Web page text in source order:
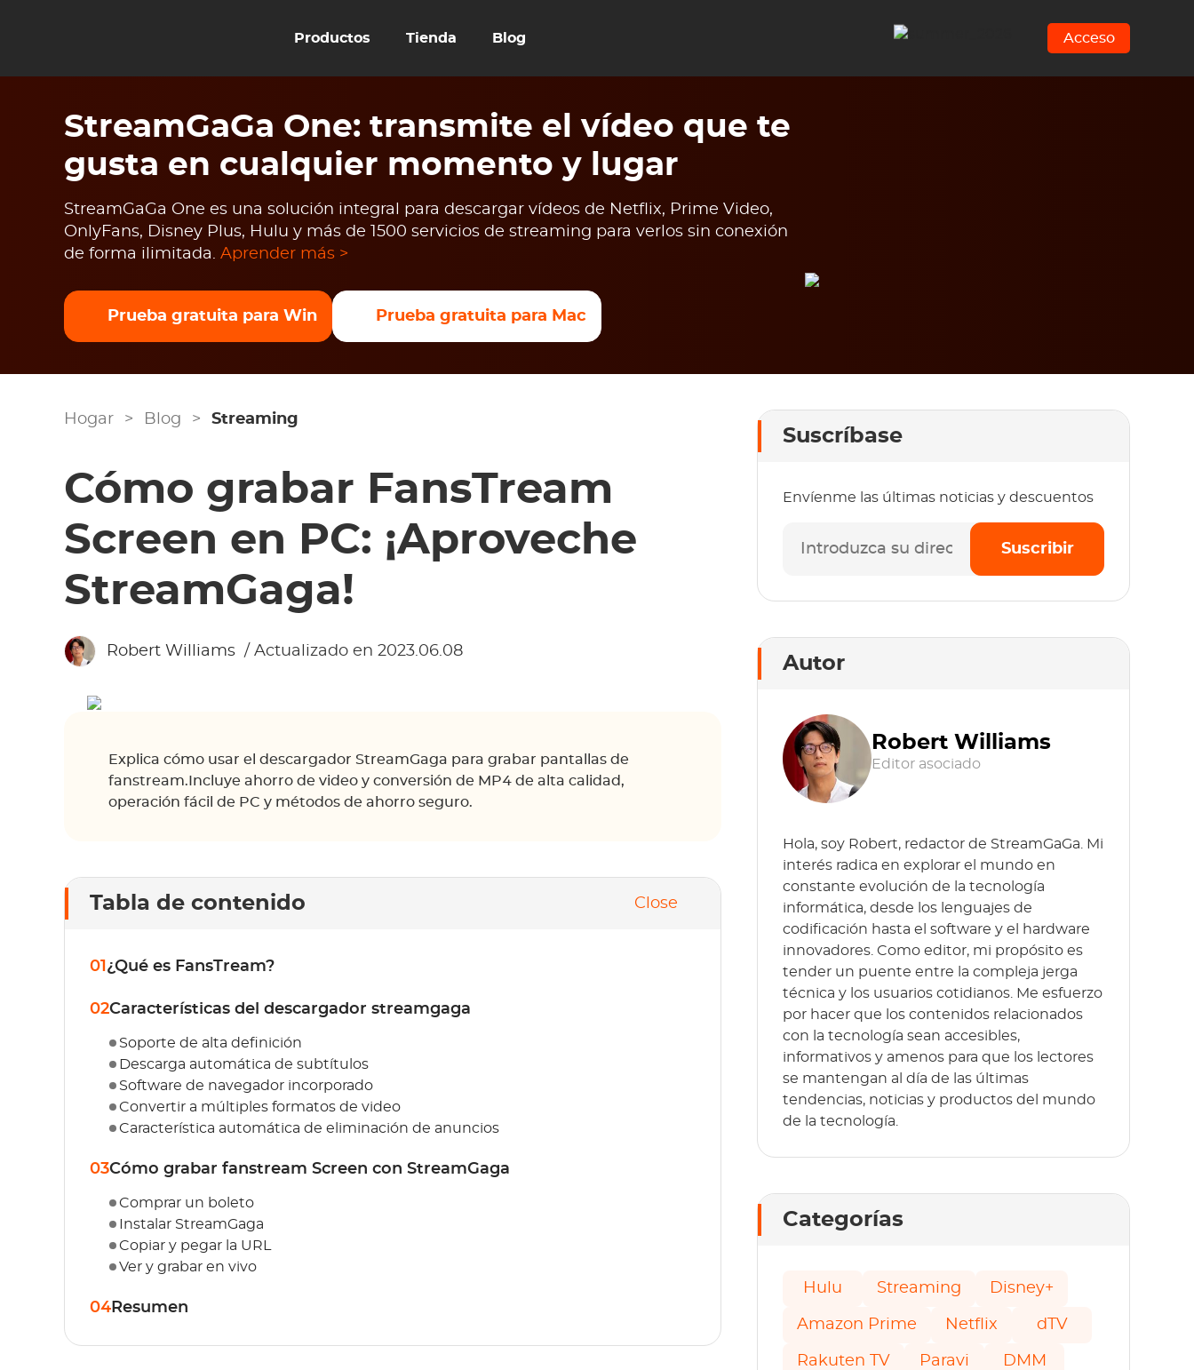
Productos Tienda Blog Acceso
StreamGaGa One: transmite el vídeo que te
gusta en cualquier momento y lugar
StreamGaGa One es una solución integral para descargar vídeos de Netflix, Prime Video,
OnlyFans, Disney Plus, Hulu y más de 1500 servicios de streaming para verlos sin conexión
de forma ilimitada. Aprender más >
Prueba gratuita para Win Prueba gratuita para Mac
Hogar > Blog > Streaming
Cómo grabar FansTream
Screen en PC: ¡Aproveche
StreamGaga!
Robert Williams / Actualizado en 2023.06.08
Explica cómo usar el descargador StreamGaga para grabar pantallas de
fanstream.Incluye ahorro de video y conversión de MP4 de alta calidad,
operación fácil de PC y métodos de ahorro seguro.
Tabla de contenido Close
01 ¿Qué es FansTream?
02Características del descargador streamgaga
Soporte de alta definición
Descarga automática de subtítulos
Software de navegador incorporado
Convertir a múltiples formatos de video
Característica automática de eliminación de anuncios
03Cómo grabar fanstream Screen con StreamGaga
Comprar un boleto
Instalar StreamGaga
Copiar y pegar la URL
Ver y grabar en vivo
04 Resumen
Suscríbase
Envíenme las últimas noticias y descuentos
Suscribir
Autor
Robert Williams
Editor asociado
Hola, soy Robert, redactor de StreamGaGa. Mi
interés radica en explorar el mundo en
constante evolución de la tecnología
informática, desde los lenguajes de
codificación hasta el software y el hardware
innovadores. Como editor, mi propósito es
tender un puente entre la compleja jerga
técnica y los usuarios cotidianos. Me esfuerzo
por hacer que los contenidos relacionados
con la tecnología sean accesibles,
informativos y amenos para que los lectores
se mantengan al día de las últimas
tendencias, noticias y productos del mundo
de la tecnología.
Categorías
Hulu Streaming Disney+
Amazon Prime Netflix dTV
Rakuten TV Paravi DMM